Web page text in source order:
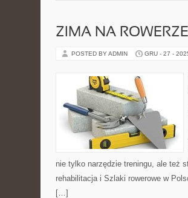
ZIMA NA ROWERZE
POSTED BY ADMIN GRU - 27 -
nie tylko narzędzie treningu, ale też
rehabilitacja i Szlaki rowerowe w
[…]